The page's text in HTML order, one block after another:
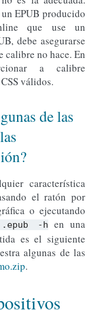
EPUB producido
que use un
debe asegurarse
calibre no hace. En
a calibre
válidos.
de las
característica
el ratón por
o ejecutando
.epub -h
en una
es el siguiente
algunas de las
.